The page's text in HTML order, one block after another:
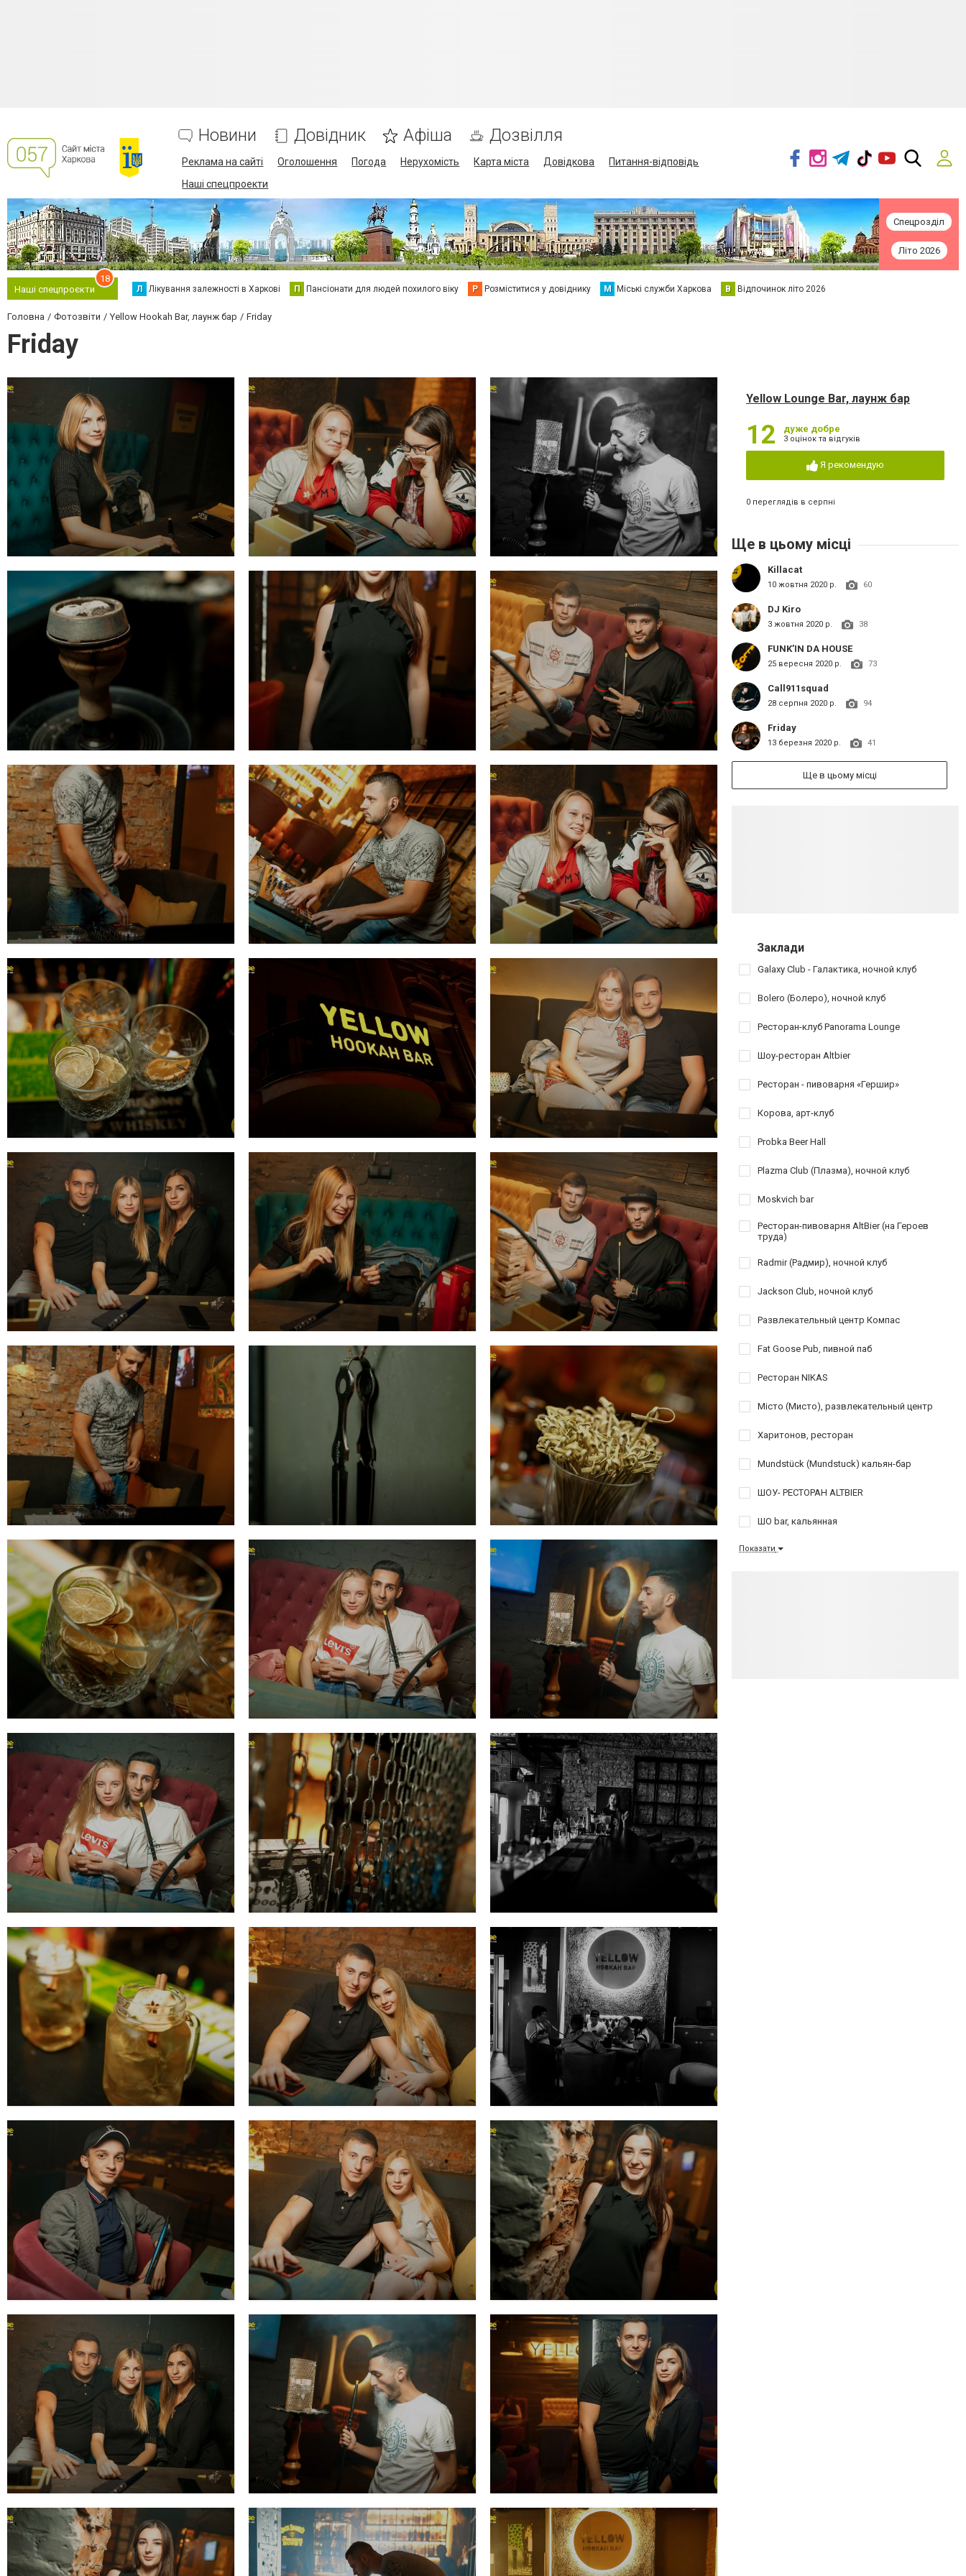
Новини Довідник Афіша Дозвілля
Реклама на сайті Оголошення Погода Нерухомість Карта міста Довідкова
Питання-відповідь
Наші спецпроекти
Спецрозділ
Літо 2026
Наші спецпроєкти
18
Л Лікування залежності в Харкові П Пансіонати для людей похилого віку Р Розміститися у довіднику М Міські служби Харкова В Відпочинок літо 2026
Головна Фотозвіти Yellow Hookah Bar, лаунж бар Friday
Friday
Yellow Lounge Bar, лаунж бар
12 дуже добре
3 оцінок та відгуків
Я рекомендую
0 переглядів в серпні
Ще в цьому місці
Killacat
10 жовтня 2020 р. 60
DJ Kiro
3 жовтня 2020 р. 38
FUNK’IN DA HOUSE
25 вересня 2020 р. 73
Call911squad
28 серпня 2020 р. 94
Friday
13 березня 2020 р. 41
Ще в цьому місці
Заклади
Galaxy Club - Галактика, ночной клуб
Bolero (Болеро), ночной клуб
Ресторан-клуб Panorama Lounge
Шоу-ресторан Altbier
Ресторан - пивоварня «Гершир»
Корова, арт-клуб
Probka Beer Hall
Plazma Club (Плазма), ночной клуб
Moskvich bar
Ресторан-пивоварня AltBier (на Героев
труда)
Radmir (Радмир), ночной клуб
Jackson Club, ночной клуб
Развлекательный центр Компас
Fat Goose Pub, пивной паб
Ресторан NIKAS
Місто (Мисто), развлекательный центр
Харитонов, ресторан
Mundstück (Mundstuck) кальян-бар
ШОУ- РЕСТОРАН ALTBIER
ШО bar, кальянная
Показати